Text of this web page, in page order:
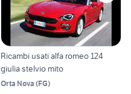
Ricambi usati alfa romeo 124
giulia stelvio mito
Orta Nova (FG)